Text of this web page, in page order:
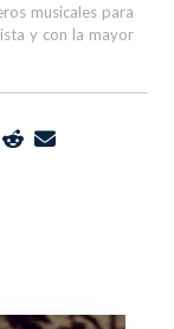
musicales para
y con la mayor